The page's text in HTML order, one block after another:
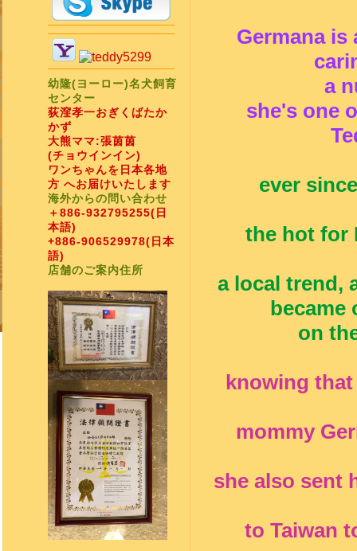
幼隆(ヨーロー)名犬飼育
センター
荻漥孝一おぎくばたか
かず
大熊ママ:張茵茵
(チョウインイン)
ワンちゃんを日本各地
方 へお届けいたします
海外からの問い合わせ
＋886-932795255(日
本語)
+886-906529978(日本
語)
店舗のご案内住所
Germana
a
she's one
ever
the hot for
a local trend,
became
on
knowing
mommy
she also sent
to Taiwan